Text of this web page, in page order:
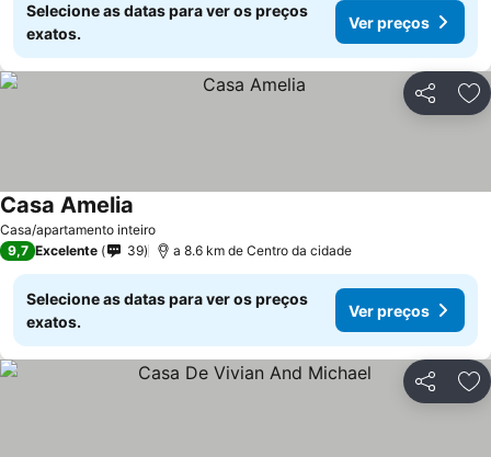
Selecione as datas para ver os preços
exatos.
Ver preços
Partilhar
Casa/apartamento inteiro
Casa Amelia
9,7 Excelente 39 a 8.6 km de Centro da cidade
Selecione as datas para ver os preços
exatos.
Ver preços
Partilhar